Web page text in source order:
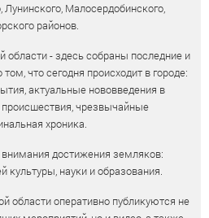
Лунинского, Малосердобинского,
районов.
- здесь собраны последние и
что сегодня происходит в городе:
актуальные нововведения в
чрезвычайные
хроника.
достижения земляков:
культуры, науки и образования.
области оперативно публикуются не